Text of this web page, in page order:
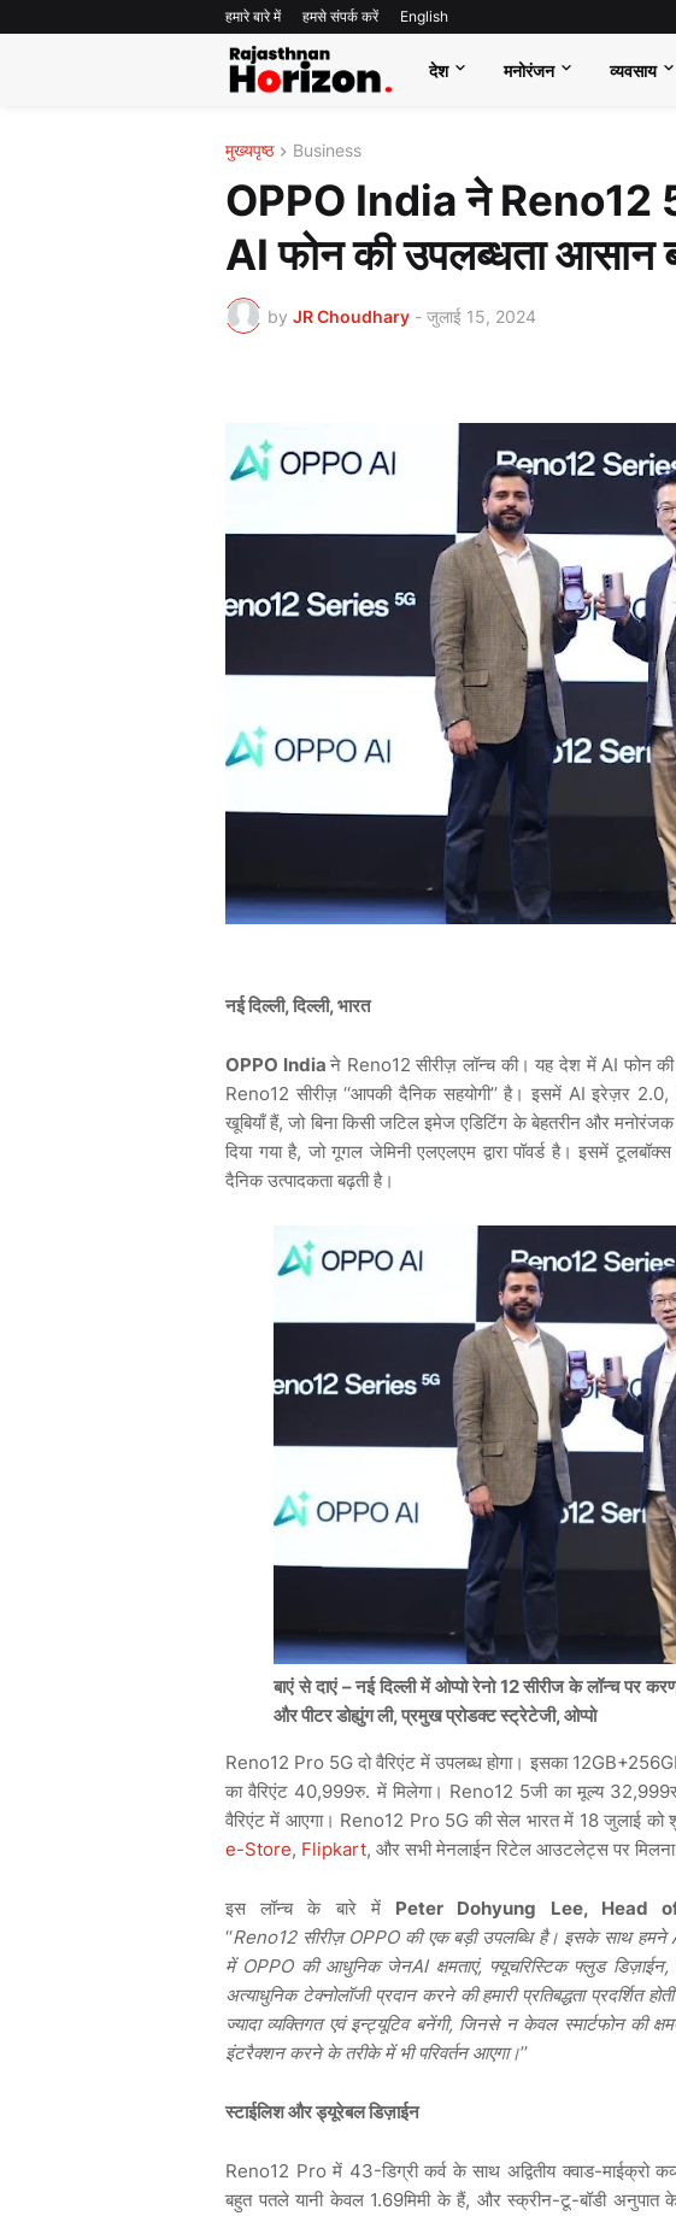
हमारे बारे में हमसे संपर्क करें English
देश मनोरंजन व्यवसाय
मुख्यपृष्ठ Business
OPPO India ने Reno12
AI फोन की उपलब्धता आसान
by JR Choudhary - जुलाई 15, 2024
नई दिल्ली, दिल्ली, भारत
OPPO Indiaने Reno12 सीरीज़ लॉन्च की। यह देश में AI फोन
Reno12 सीरीज़ ‘‘आपकी दैनिक सहयोगी’’ है। इसमें AI इरेज़र
खूबियाँ हैं, जो बिना किसी जटिल इमेज एडिटिंग के बेहतरीन और
दिया गया है, जो गूगल जेमिनी एलएलएम द्वारा पॉवर्ड है। इसमें
दैनिक उत्पादकता बढ़ती है।
बाएं से दाएं – नई दिल्ली में ओप्पो रेनो 12 सीरीज के लॉन्च पर
और पीटर डोह्युंग ली, प्रमुख प्रोडक्ट स्ट्रेटेजी, ओप्पो
Reno12 Pro 5G दो वैरिएंट में उपलब्ध होगा। इसका
का वैरिएंट 40,999रु. में मिलेगा। Reno12 5जी का मूल्य
वैरिएंट में आएगा। Reno12 Pro 5G की सेल भारत में 18 जुलाई
e-Store, Flipkart, और सभी मेनलाईन रिटेल आउटलेट्स पर मिलना
इस लॉन्च के बारे में Peter Dohyung Lee, Head
‘‘Reno12 सीरीज़ OPPOकी एक बड़ी उपलब्धि है। इसके साथ हमने
में OPPOकी आधुनिक जेनAI क्षमताएं, फ्यूचरिस्टिक फ्लुड डिज़ाईन,
अत्याधुनिक टेक्नोलॉजी प्रदान करने की हमारी प्रतिबद्धता प्रदर्शित
ज्यादा व्यक्तिगत एवं इन्ट्यूटिव बनेंगी, जिनसे न केवल स्मार्टफोन की
इंटरैक्शन करने के तरीके में भी परिवर्तन आएगा।’’
स्टाईलिश और ड्यूरेबल डिज़ाईन
Reno12 Pro में 43-डिग्री कर्व के साथ अद्वितीय क्वाड-माईक्रो
बहुत पतले यानी केवल 1.69मिमी के हैं, और स्क्रीन-टू-बॉडी अनुपात